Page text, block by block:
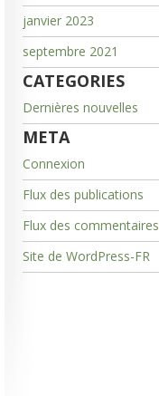
janvier 2023
septembre 2021
CATEGORIES
Dernières nouvelles
META
Connexion
Flux des publications
Flux des commentaires
Site de WordPress-FR